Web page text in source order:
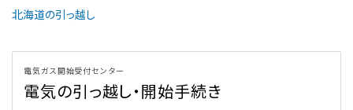
北海道の引っ越し
電気ガス開始受付センター
電気の引っ越し・開始手続き